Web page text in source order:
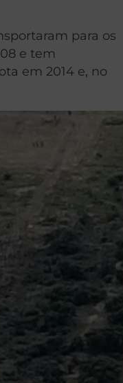
para os
e tem
em 2014 e, no